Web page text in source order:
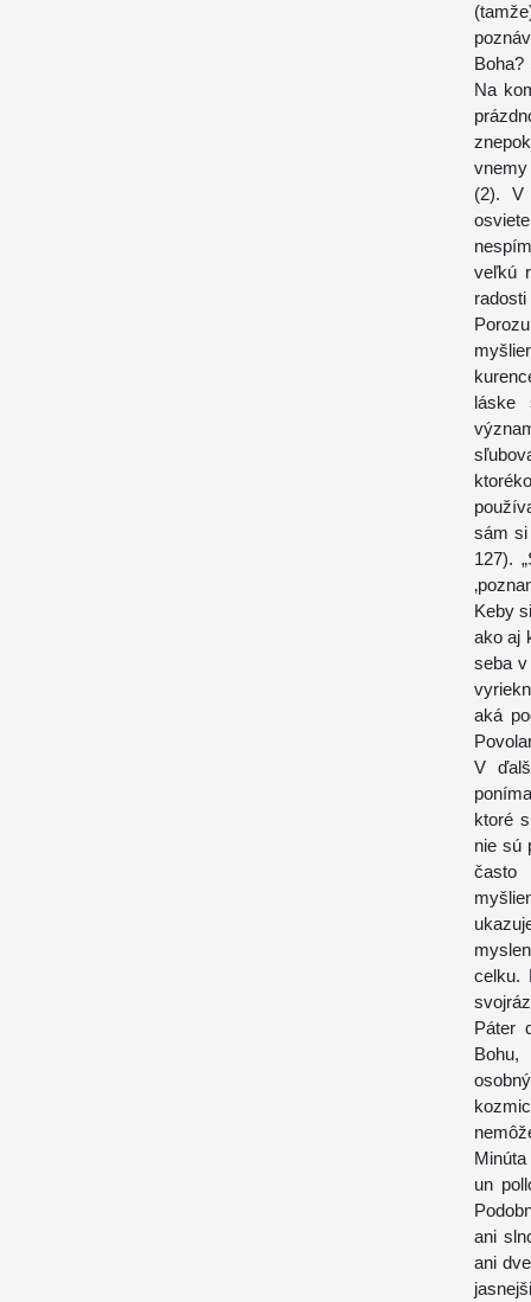
Na
(2). V
veľkú
láske
sám si
127).
Keby
ako aj
seba v
aká
V
ktoré
nie sú
často
celku.
Páter
Bohu,
un
ani
ani